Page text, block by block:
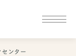
ンター